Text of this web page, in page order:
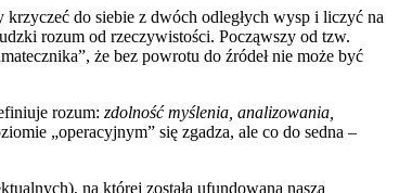
do siebie z dwóch odległych wysp i liczyć na
rozum od rzeczywistości. Począwszy od tzw.
że bez powrotu do źródeł nie może być
rozum: zdolność myślenia, analizowania,
„operacyjnym” się zgadza, ale co do sedna –
na której została ufundowana nasza